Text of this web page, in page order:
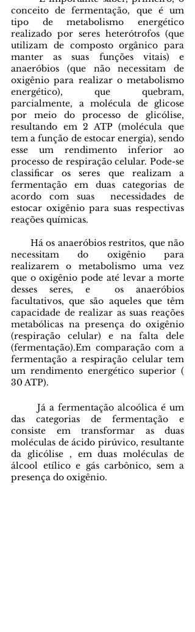
conceito de fermentação, que é um
tipo de metabolismo energético
realizado por seres heterótrofos (que
utilizam de composto orgânico para
manter as suas funções vitais) e
anaeróbios (que não necessitam de
oxigênio para realizar o metabolismo
energético), que quebram,
parcialmente, a molécula de glicose
por meio do processo de glicólise,
resultando em 2 ATP (molécula que
tem a função de estocar energia), sendo
esse um rendimento inferior ao
processo de respiração celular. Pode-se
classificar os seres que realizam a
fermentação em duas categorias de
acordo com suas  necessidades de
estocar oxigênio para suas respectivas
reações químicas.
necessitam do oxigênio para
realizarem o metabolismo uma vez
que o oxigênio pode até levar a morte
desses seres, e  os anaeróbios
facultativos, que são aqueles que têm
capacidade de realizar as suas reações
metabólicas na presença do oxigênio
(respiração celular) e na falta dele
(fermentação).Em comparação com a
fermentação a respiração celular tem
um rendimento energético superior (
30 ATP).
das categorias de fermentação e
consiste em transformar as duas
moléculas de ácido pirúvico, resultante
da glicólise , em duas moléculas de
álcool etílico e gás carbônico, sem a
presença do oxigênio.